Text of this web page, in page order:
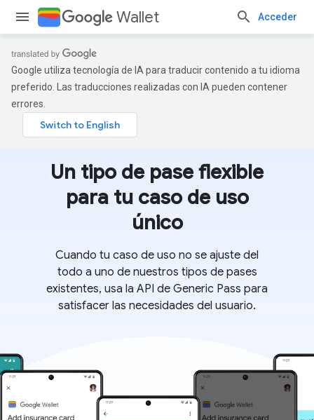
Wallet Acceder
Google utiliza tecnología de IA para traducir contenido a tu idioma
preferido. Las traducciones realizadas con IA pueden contener
errores.
Un tipo de pase flexible
para tu caso de uso
único
Cuando tu caso de uso no se ajuste del
todo a uno de nuestros tipos de pases
existentes, usa la API de Generic Pass para
satisfacer las necesidades del usuario.